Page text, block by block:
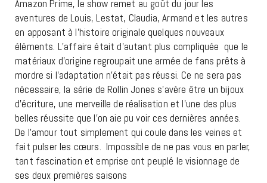
Amazon Prime, le show remet au goût du jour les
aventures de Louis, Lestat, Claudia, Armand et les autres
en apposant à l’histoire originale quelques nouveaux
éléments. L’affaire était d’autant plus compliquée que le
matériaux d’origine regroupait une armée de fans prêts à
mordre si l’adaptation n’était pas réussi. Ce ne sera pas
nécessaire, la série de Rollin Jones s’avère être un bijoux
d’écriture, une merveille de réalisation et l’une des plus
belles réussite que l’on aie pu voir ces dernières années.
De l’amour tout simplement qui coule dans les veines et
fait pulser les cœurs. Impossible de ne pas vous en parler,
tant fascination et emprise ont peuplé le visionnage de
ses deux premières saisons